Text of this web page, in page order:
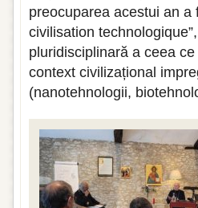
preocuparea acestui an a
civilisation
pluridisciplinară a ceea
context civilizațional
(nanotehnologii,